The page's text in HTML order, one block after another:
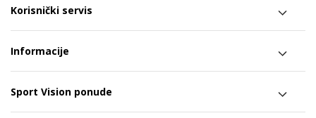
Korisnički servis
Informacije
Sport Vision ponude